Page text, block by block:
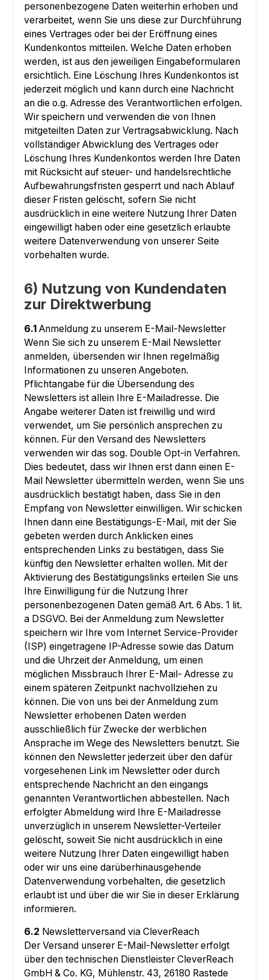
personenbezogene Daten weiterhin erhoben und
verarbeitet, wenn Sie uns diese zur Durchführung
eines Vertrages oder bei der Eröffnung eines
Kundenkontos mitteilen. Welche Daten erhoben
werden, ist aus den jeweiligen Eingabeformularen
ersichtlich. Eine Löschung Ihres Kundenkontos ist
jederzeit möglich und kann durch eine Nachricht
an die o.g. Adresse des Verantwortlichen erfolgen.
Wir speichern und verwenden die von Ihnen
mitgeteilten Daten zur Vertragsabwicklung. Nach
vollständiger Abwicklung des Vertrages oder
Löschung Ihres Kundenkontos werden Ihre Daten
mit Rücksicht auf steuer- und handelsrechtliche
Aufbewahrungsfristen gesperrt und nach Ablauf
dieser Fristen gelöscht, sofern Sie nicht
ausdrücklich in eine weitere Nutzung Ihrer Daten
eingewilligt haben oder eine gesetzlich erlaubte
weitere Datenverwendung von unserer Seite
vorbehalten wurde.
6) Nutzung von Kundendaten
zur Direktwerbung
6.1 Anmeldung zu unserem E-Mail-Newsletter
Wenn Sie sich zu unserem E-Mail Newsletter
anmelden, übersenden wir Ihnen regelmäßig
Informationen zu unseren Angeboten.
Pflichtangabe für die Übersendung des
Newsletters ist allein Ihre E-Mailadresse. Die
Angabe weiterer Daten ist freiwillig und wird
verwendet, um Sie persönlich ansprechen zu
können. Für den Versand des Newsletters
verwenden wir das sog. Double Opt-in Verfahren.
Dies bedeutet, dass wir Ihnen erst dann einen E-
Mail Newsletter übermitteln werden, wenn Sie uns
ausdrücklich bestätigt haben, dass Sie in den
Empfang von Newsletter einwilligen. Wir schicken
Ihnen dann eine Bestätigungs-E-Mail, mit der Sie
gebeten werden durch Anklicken eines
entsprechenden Links zu bestätigen, dass Sie
künftig den Newsletter erhalten wollen. Mit der
Aktivierung des Bestätigungslinks erteilen Sie uns
Ihre Einwilligung für die Nutzung Ihrer
personenbezogenen Daten gemäß Art. 6 Abs. 1 lit.
a DSGVO. Bei der Anmeldung zum Newsletter
speichern wir Ihre vom Internet Service-Provider
(ISP) eingetragene IP-Adresse sowie das Datum
und die Uhrzeit der Anmeldung, um einen
möglichen Missbrauch Ihrer E-Mail- Adresse zu
einem späteren Zeitpunkt nachvollziehen zu
können. Die von uns bei der Anmeldung zum
Newsletter erhobenen Daten werden
ausschließlich für Zwecke der werblichen
Ansprache im Wege des Newsletters benutzt. Sie
können den Newsletter jederzeit über den dafür
vorgesehenen Link im Newsletter oder durch
entsprechende Nachricht an den eingangs
genannten Verantwortlichen abbestellen. Nach
erfolgter Abmeldung wird Ihre E-Mailadresse
unverzüglich in unserem Newsletter-Verteiler
gelöscht, soweit Sie nicht ausdrücklich in eine
weitere Nutzung Ihrer Daten eingewilligt haben
oder wir uns eine darüberhinausgehende
Datenverwendung vorbehalten, die gesetzlich
erlaubt ist und über die wir Sie in dieser Erklärung
informieren.
6.2 Newsletterversand via CleverReach
Der Versand unserer E-Mail-Newsletter erfolgt
über den technischen Dienstleister CleverReach
GmbH & Co. KG, Mühlenstr. 43, 26180 Rastede